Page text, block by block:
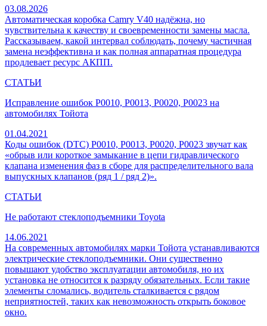
03.08.2026
Автоматическая коробка Camry V40 надёжна, но
чувствительна к качеству и своевременности замены масла.
Рассказываем, какой интервал соблюдать, почему частичная
замена неэффективна и как полная аппаратная процедура
продлевает ресурс АКПП.
СТАТЬИ
Исправление ошибок P0010, P0013, P0020, P0023 на
автомобилях Тойота
01.04.2021
Коды ошибок (DTC) P0010, P0013, P0020, P0023 звучат как
«обрыв или короткое замыкание в цепи гидравлического
клапана изменения фаз в сборе для распределительного вала
выпускных клапанов (ряд 1 / ряд 2)».
СТАТЬИ
Не работают стеклоподъемники Toyota
14.06.2021
На современных автомобилях марки Тойота устанавливаются
электрические стеклоподъемники. Они существенно
повышают удобство эксплуатации автомобиля, но их
установка не относится к разряду обязательных. Если такие
элементы сломались, водитель сталкивается с рядом
неприятностей, таких как невозможность открыть боковое
окно.